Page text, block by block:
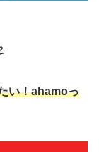
い！ahamoっ